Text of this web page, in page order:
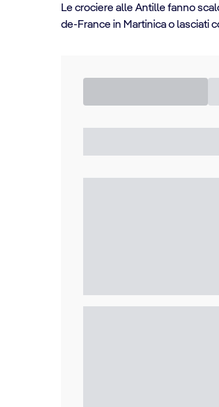
Le crociere alle Antille fanno
de-France in Martinica o lasciati